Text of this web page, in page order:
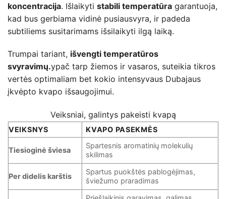
koncentracija. Išlaikyti stabili temperatūra garantuoja,
kad bus gerbiama vidinė pusiausvyra, ir padeda
subtiliems susitarimams išsilaikyti ilgą laiką.
Trumpai tariant, išvengti temperatūros
svyravimų.ypač tarp žiemos ir vasaros, suteikia tikros
vertės optimaliam bet kokio intensyvaus Dubajaus
įkvėpto kvapo išsaugojimui.
Veiksniai, galintys pakeisti kvapą
VEIKSNYS KVAPO PASEKMĖS
Tiesioginė šviesa
Spartesnis aromatinių molekulių
skilimas
Per didelis karštis
Spartus puokštės pablogėjimas,
šviežumo praradimas